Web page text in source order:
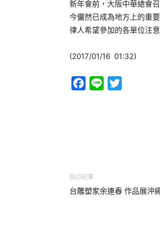
新年會前，大阪中華總會
今儼然已成為地方上的重
律人希望參加的各單位注
(2017/01/16 01:32)
Facebook
Line
前の記事
台雕塑家余連春 作品展沖